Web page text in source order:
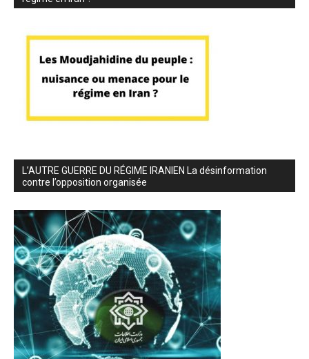
L’AUTRE GUERRE DU RÉGIME IRANIEN La désinformation
contre l’opposition organisée